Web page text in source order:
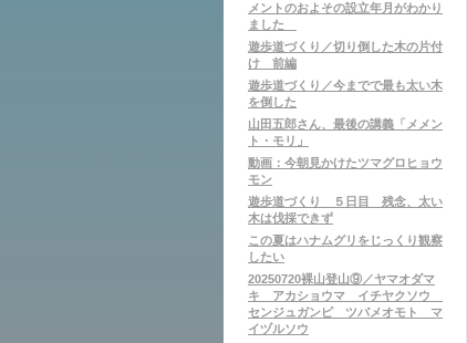
メントのおよその設立年月がわかり
ました
遊歩道づくり／切り倒した木の片付
け 前編
遊歩道づくり／今までで最も太い木
を倒した
山田五郎さん、最後の講義「メメン
ト・モリ」
動画：今朝見かけたツマグロヒョウ
モン
遊歩道づくり ５日目 残念、太い
木は伐採できず
この夏はハナムグリをじっくり観察
したい
20250720裸山登山⑨／ヤマオダマ
キ アカショウマ イチヤクソウ
センジュガンピ ツバメオモト マ
イヅルソウ